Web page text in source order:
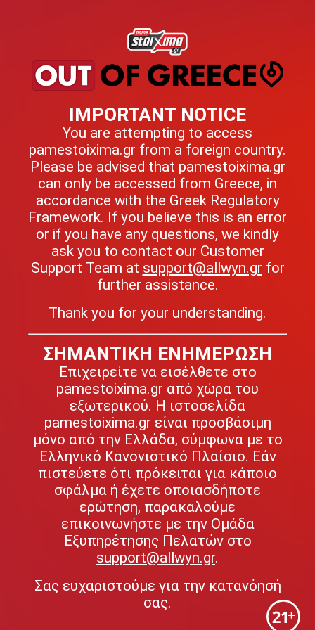
IMPORTANT NOTICE
You are attempting to access
pamestoixima.gr from a foreign country.
Please be advised that pamestoixima.gr
can only be accessed from Greece, in
accordance with the Greek Regulatory
Framework. If you believe this is an error
or if you have any questions, we kindly
ask you to contact our Customer
Support Team at support@allwyn.gr for
further assistance.
Thank you for your understanding.
ΣΗΜΑΝΤΙΚΗ ΕΝΗΜΕΡΩΣΗ
Επιχειρείτε να εισέλθετε στο
pamestoixima.gr από χώρα του
εξωτερικού. Η ιστοσελίδα
pamestoixima.gr είναι προσβάσιμη
μόνο από την Ελλάδα, σύμφωνα με το
Ελληνικό Κανονιστικό Πλαίσιο. Εάν
πιστεύετε ότι πρόκειται για κάποιο
σφάλμα ή έχετε οποιασδήποτε
ερώτηση, παρακαλούμε
επικοινωνήστε με την Ομάδα
Εξυπηρέτησης Πελατών στο
support@allwyn.gr.
Σας ευχαριστούμε για την κατανόησή
σας.